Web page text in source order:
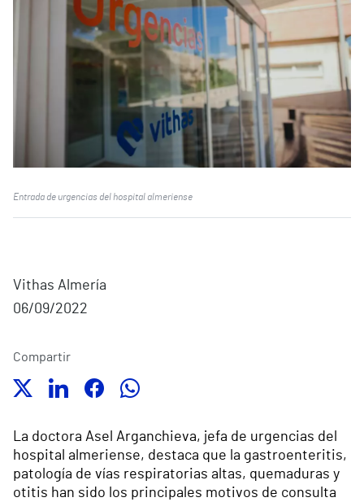
Entrada de urgencias del hospital almeriense
Vithas Almería
06/09/2022
Compartir
La doctora Asel Arganchieva, jefa de urgencias del
hospital almeriense, destaca que la gastroenteritis,
patología de vías respiratorias altas, quemaduras y
otitis han sido los principales motivos de consulta